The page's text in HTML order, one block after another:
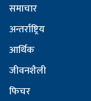
समाचार
अन्तर्राष्ट्रिय
आर्थिक
जीवनशैली
फिचर